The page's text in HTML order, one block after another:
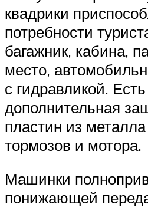
квадрики
потребности
багажник, кабина,
место,
с гидравликой. Есть
дополнительная
пластин из
тормозов и мотора.
Машинки
понижающей